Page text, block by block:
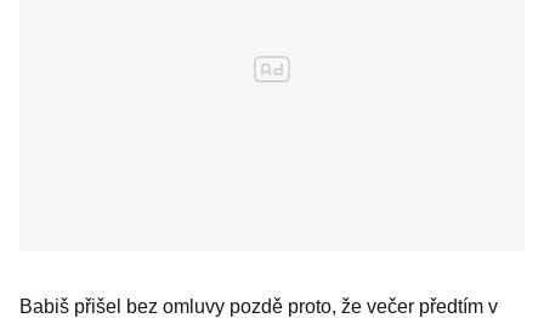
Babiš přišel bez omluvy pozdě proto, že večer předtím v